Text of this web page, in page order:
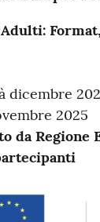
dicembre
2025
da Regione